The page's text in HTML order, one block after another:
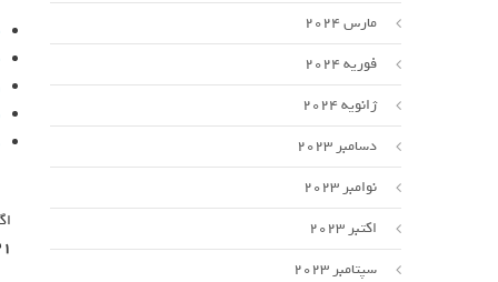
مارس 2024
فوریه 2024
ژانویه 2024
دسامبر 2023
نوامبر 2023
اکتبر 2023
سپتامبر 2023